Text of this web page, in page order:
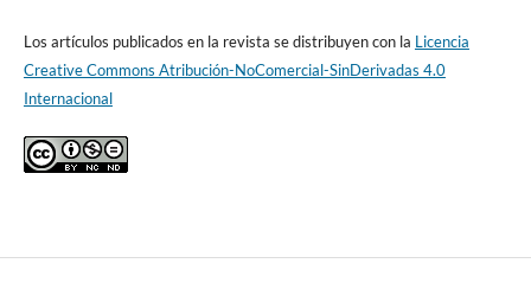
Los artículos publicados en la revista se distribuyen con la Licencia
Creative Commons Atribución-NoComercial-SinDerivadas 4.0
Internacional